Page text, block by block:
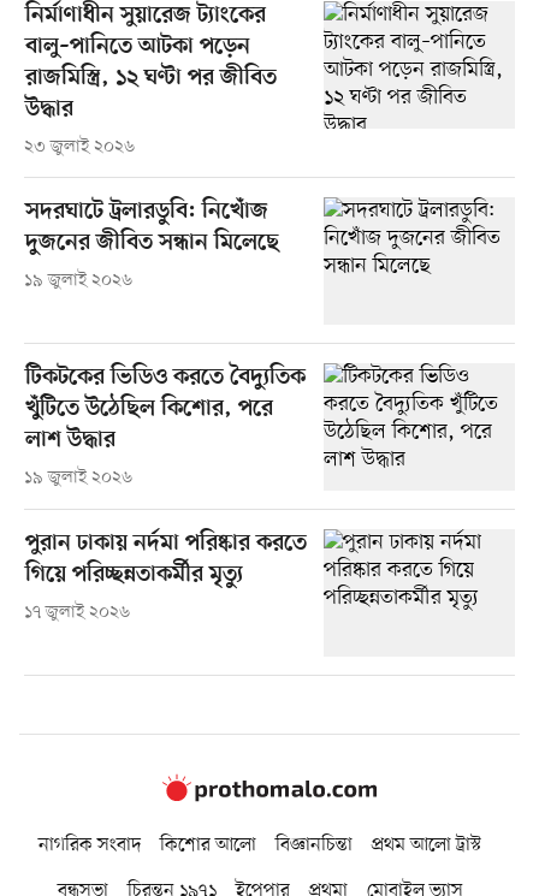
নির্মাণাধীন সুয়ারেজ ট্যাংকের
বালু–পানিতে আটকা পড়েন
রাজমিস্ত্রি, ১২ ঘণ্টা পর জীবিত
উদ্ধার
২৩ জুলাই ২০২৬
সদরঘাটে ট্রলারডুবি: নিখোঁজ
দুজনের জীবিত সন্ধান মিলেছে
১৯ জুলাই ২০২৬
টিকটকের ভিডিও করতে বৈদ্যুতিক
খুঁটিতে উঠেছিল কিশোর, পরে
লাশ উদ্ধার
১৯ জুলাই ২০২৬
পুরান ঢাকায় নর্দমা পরিষ্কার করতে
গিয়ে পরিচ্ছন্নতাকর্মীর মৃত্যু
১৭ জুলাই ২০২৬
নাগরিক সংবাদ কিশোর আলো বিজ্ঞানচিন্তা
প্রথম আলো ট্রাস্ট